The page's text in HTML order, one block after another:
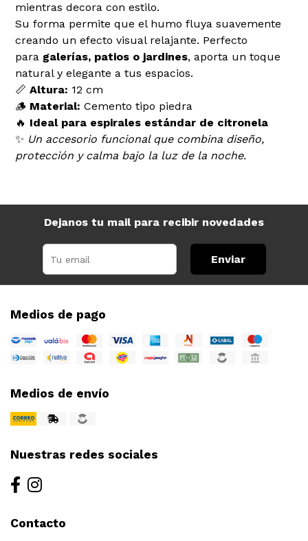
mientras decora con estilo.
Su forma permite que el humo fluya suavemente
creando un efecto visual relajante. Perfecto
para galerías, patios o jardines, aporta un toque
natural y elegante a tus espacios.
📏Altura: 12 cm
🪵 Material: Cemento tipo piedra
🔥 Ideal para espirales estándar de citronela
✨ Un accesorio funcional que combina diseño,
protección y calma bajo la luz de la noche.
Dejanos tu mail para recibir novedades
Enviar
Medios de pago
Medios de envío
Nuestras redes sociales
Contacto